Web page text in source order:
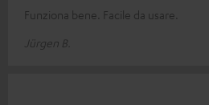
Funziona bene. Facile da usare.
Jürgen B.